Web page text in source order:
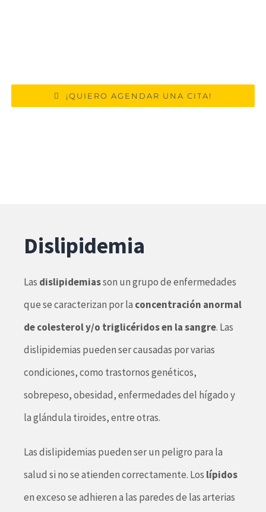
¡QUIERO AGENDAR UNA CITA!
Dislipidemia
Las dislipidemiasson un grupo de enfermedades
que se caracterizan por la concentración anormal
de colesterol y/o triglicéridos en la sangre. Las
dislipidemias pueden ser causadas por varias
condiciones, como trastornos genéticos,
sobrepeso, obesidad, enfermedades del hígado y
la glándula tiroides, entre otras.
Las dislipidemias pueden ser un peligro para la
salud si no se atienden correctamente. Los lípidos
en exceso se adhieren a las paredes de las arterias